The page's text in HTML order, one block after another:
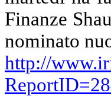
Finanze
nominato
http://